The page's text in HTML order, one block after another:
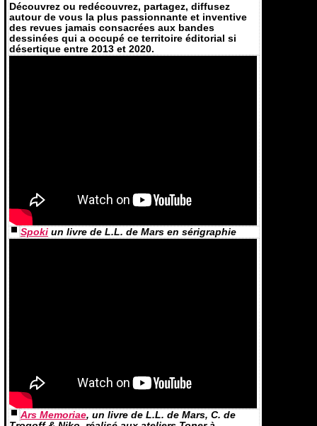
Découvrez ou redécouvrez, partagez, diffusez
autour de vous la plus passionnante et inventive
des revues jamais consacrées aux bandes
dessinées qui a occupé ce territoire éditorial si
désertique entre 2013 et 2020.
Spoki un livre de L.L. de Mars en sérigraphie
Ars Memoriae, un livre de L.L. de Mars, C. de